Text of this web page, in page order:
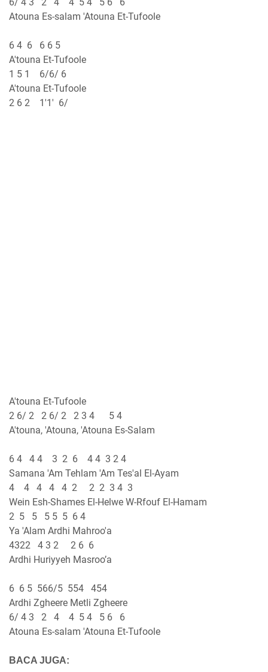
Atouna Es-salam 'Atouna Et-Tufoole
6 4 6 6 6 5
A'touna Et-Tufoole
1 5 1 6/6/ 6
A'touna Et-Tufoole
2 6 2 1'1' 6/
A'touna Et-Tufoole
2 6/ 2 2 6/ 2 2 3 4 5 4
A'touna, 'Atouna, 'Atouna Es-Salam
6 4 4 4 3 2 6 4 4 3 2 4
Samana 'Am Tehlam 'Am Tes'al El-Ayam
4 4 4 4 4 2 2 2 3 4 3
Wein Esh-Shames El-Helwe W-Rfouf El-Hamam
2 5 5 5 5 5 6 4
Ya 'Alam Ardhi Mahroo'a
4322 4 3 2 2 6 6
Ardhi Huriyyeh Masroo’a
6 6 5 566/5 554 454
Ardhi Zgheere Metli Zgheere
6/ 4 3 2 4 4 5 4 5 6 6
Atouna Es-salam 'Atouna Et-Tufoole
BACA JUGA: